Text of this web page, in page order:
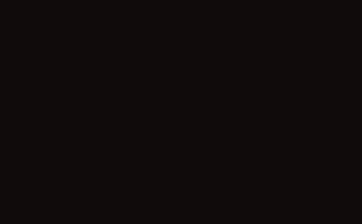
Yeni bölümde yaşanacaklar, tüm dengeleri altüst